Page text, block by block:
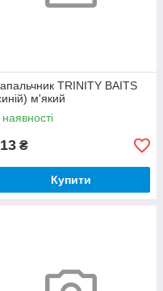
TRINITY BAITS
м'який
₴
Купити